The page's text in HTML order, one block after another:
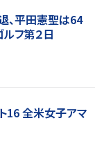
、平田憲聖は64
フ第２日
16 全米女子アマ